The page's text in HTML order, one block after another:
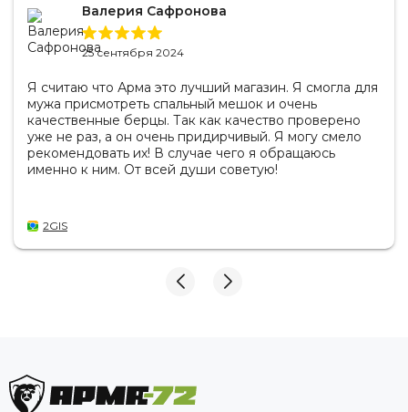
Валерия Сафронова
25 сентября 2024
Я считаю что Арма это лучший магазин. Я смогла для
мужа присмотреть спальный мешок и очень
качественные берцы. Так как качество проверено
уже не раз, а он очень придирчивый. Я могу смело
рекомендовать их! В случае чего я обращаюсь
именно к ним. От всей души советую!
2GIS